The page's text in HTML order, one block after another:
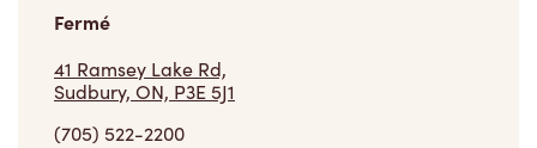
Fermé
41 Ramsey Lake Rd,
Sudbury, ON, P3E 5J1
(705) 522-2200